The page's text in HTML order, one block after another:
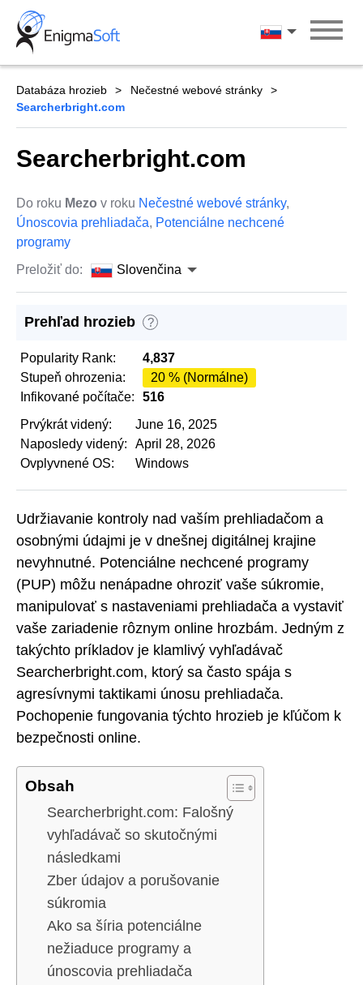
Skip
content
Slovenčina
Databáza hrozieb
Nečestné webové stránky
Searcherbright.com
Searcherbright.com
Do roku Mezo v roku Nečestné webové stránky,
Únoscovia prehliadača, Potenciálne nechcené
programy
Preložiť do:
Slovenčina
Prehľad hrozieb ?
Popularity Rank:
4,837
Stupeň ohrozenia:
20 % (Normálne)
Infikované počítače:
516
Prvýkrát videný:
June 16, 2025
Naposledy videný:
April 28, 2026
Ovplyvnené OS:
Windows
Udržiavanie kontroly nad vaším prehliadačom a
osobnými údajmi je v dnešnej digitálnej krajine
nevyhnutné. Potenciálne nechcené programy
(PUP) môžu nenápadne ohroziť vaše súkromie,
manipulovať s nastaveniami prehliadača a vystaviť
vaše zariadenie rôznym online hrozbám. Jedným z
takýchto príkladov je klamlivý vyhľadávač
Searcherbright.com, ktorý sa často spája s
agresívnymi taktikami únosu prehliadača.
Pochopenie fungovania týchto hrozieb je kľúčom k
bezpečnosti online.
Obsah
Searcherbright.com: Falošný
vyhľadávač so skutočnými
následkami
Zber údajov a porušovanie
súkromia
Ako sa šíria potenciálne
nežiaduce programy a
únoscovia prehliadača